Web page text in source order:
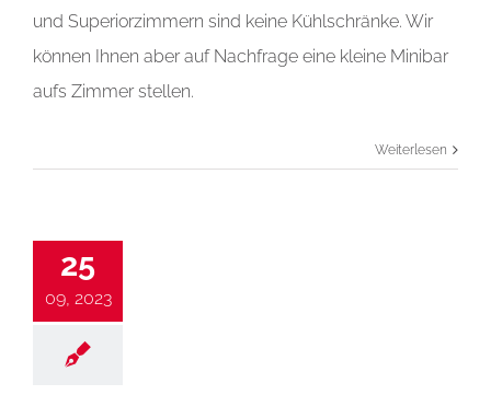
und Superiorzimmern sind keine Kühlschränke. Wir
können Ihnen aber auf Nachfrage eine kleine Minibar
aufs Zimmer stellen.
Weiterlesen
25
09, 2023